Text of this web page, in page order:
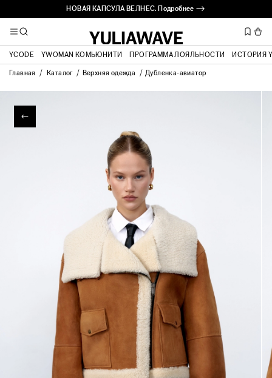
НОВАЯ КАПСУЛА ВЕЛНЕС. Подробнее ⟶
YCODE YWOMAN КОМЬЮНИТИ ПРОГРАММА ЛОЯЛЬНОСТИ ИСТОРИЯ
Главная Каталог Верхняя одежда Дубленка-авиатор